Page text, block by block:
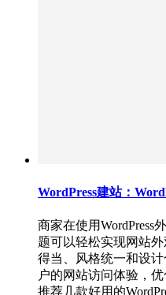
WordPress建站：
商家在使用WordPress
题可以轻松实现网站
得当、风格统一和设
户的网站访问体验，
推荐几款好用的